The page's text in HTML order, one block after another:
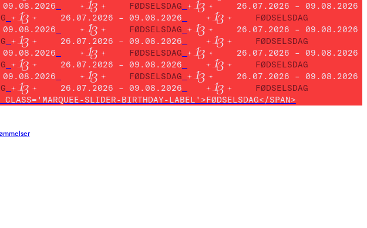
FØDSELSDAG
26.07.2026 – 09.08.2026
26.07.2026 – 09.08.2026
FØDSELSDAG
FØDSELSDAG
26.07.2026 – 09.08.2026
26.07.2026 – 09.08.2026
FØDSELSDAG
FØDSELSDAG
26.07.2026 – 09.08.2026
26.07.2026 – 09.08.2026
FØDSELSDAG
FØDSELSDAG
26.07.2026 – 09.08.2026
26.07.2026 – 09.08.2026
FØDSELSDAG
SLIDER-BIRTHDAY-LABEL'>FØDSELSDAG</SPAN>